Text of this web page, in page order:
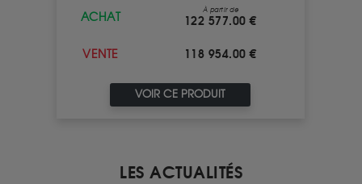
ACHAT
À partir de
122 577.00 €
VENTE 118 954.00 €
VOIR CE PRODUIT
LES ACTUALITÉS